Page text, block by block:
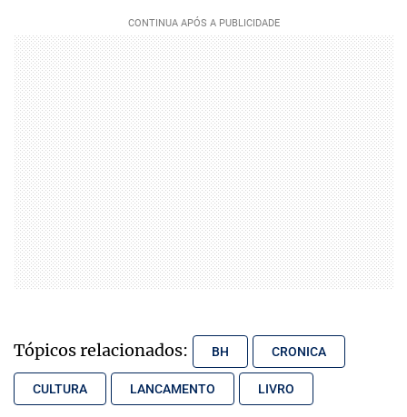
Tópicos relacionados: BH CRONICA
CULTURA LANCAMENTO LIVRO